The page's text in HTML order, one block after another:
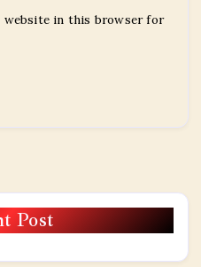
website in this browser for
Post